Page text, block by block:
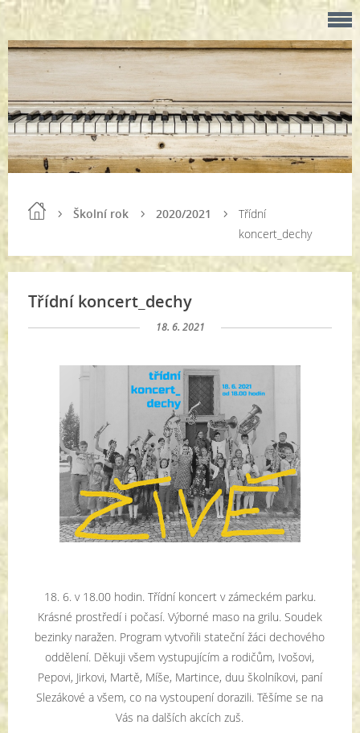
Školní rok 2020/2021
Třídní
koncert_dechy
Třídní koncert_dechy
18. 6. 2021
18. 6. v 18.00 hodin. Třídní koncert v zámeckém parku.
Krásné prostředí i počasí. Výborné maso na grilu. Soudek
bezinky naražen. Program vytvořili stateční žáci dechového
oddělení. Děkuji všem vystupujícím a rodičům, Ivošovi,
Pepovi, Jirkovi, Martě, Míše, Martince, duu školníkovi, paní
Slezákové a všem, co na vystoupení dorazili. Těšíme se na
Vás na dalších akcích zuš.